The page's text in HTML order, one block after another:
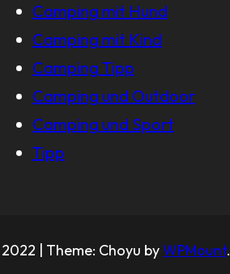
Camping mit Hund
Camping mit Kind
Camping Tipp
Camping und Outdoor
Camping und Sport
Tipp
| Theme: Choyu byWPMount.